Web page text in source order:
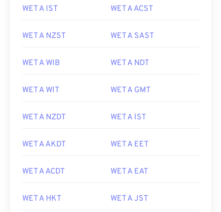
WET A IST WET A ACST
WET A NZST WET A SAST
WET A WIB WET A NDT
WET A WIT WET A GMT
WET A NZDT WET A IST
WET A AKDT WET A EET
WET A ACDT WET A EAT
WET A HKT WET A JST